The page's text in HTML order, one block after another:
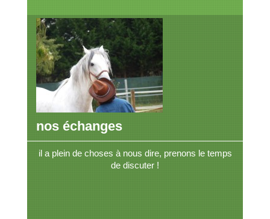
nos échanges
il a plein de choses à nous dire, prenons le temps
de discuter !